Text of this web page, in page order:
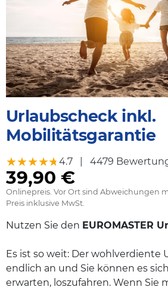
Urlaubscheck inkl.
Mobilitätsgarantie
★★★★★
★★★★★4.7 |4479
39,90 €
Onlinepreis. Vor Ort sind Abweichungen
Preis inklusive MwSt.
Nutzen Sie den EUROMASTER
Es ist so weit: Der wohlverdiente
endlich an und Sie können es
erwarten, loszufahren. Wenn Sie